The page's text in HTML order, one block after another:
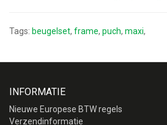
Tags: beugelset, frame, puch, maxi,
INFORMATIE
Nieuwe Europese BTW regels
Verzendinformatie